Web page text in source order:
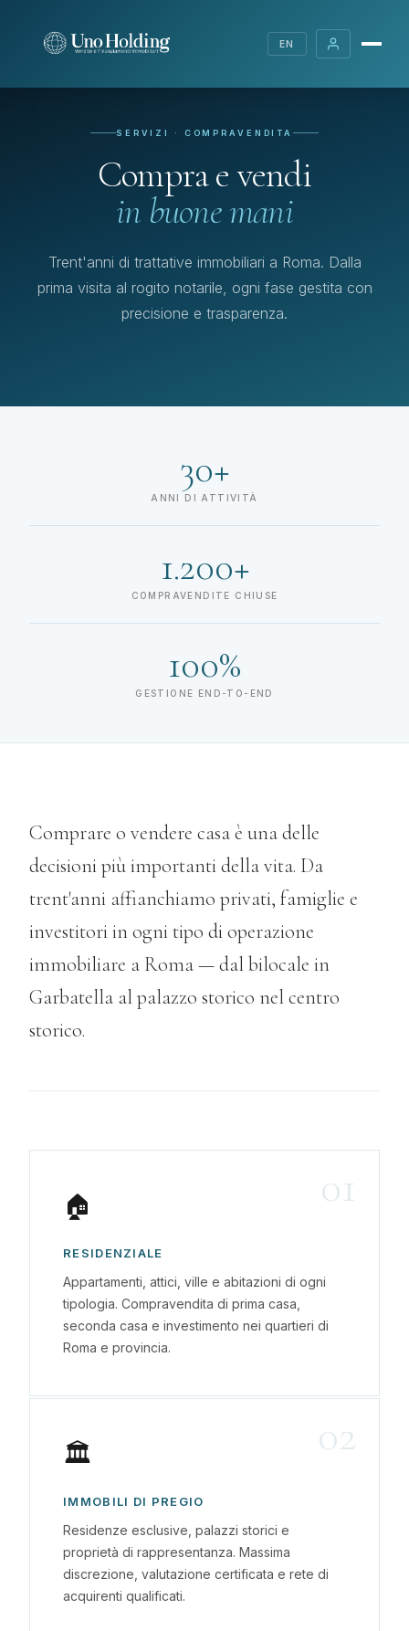
EN
SERVIZI · COMPRAVENDITA
Compra e vendi
in buone mani
Trent'anni di trattative immobiliari a Roma. Dalla
prima visita al rogito notarile, ogni fase gestita con
precisione e trasparenza.
30+
ANNI DI ATTIVITÀ
1.200+
COMPRAVENDITE CHIUSE
100%
GESTIONE END-TO-END
Comprare o vendere casa è una delle
decisioni più importanti della vita. Da
trent'anni affianchiamo privati, famiglie e
investitori in ogni tipo di operazione
immobiliare a Roma — dal bilocale in
Garbatella al palazzo storico nel centro
storico.
01
🏠
RESIDENZIALE
Appartamenti, attici, ville e abitazioni di ogni
tipologia. Compravendita di prima casa,
seconda casa e investimento nei quartieri di
Roma e provincia.
02
🏛
IMMOBILI DI PREGIO
Residenze esclusive, palazzi storici e
proprietà di rappresentanza. Massima
discrezione, valutazione certificata e rete di
acquirenti qualificati.